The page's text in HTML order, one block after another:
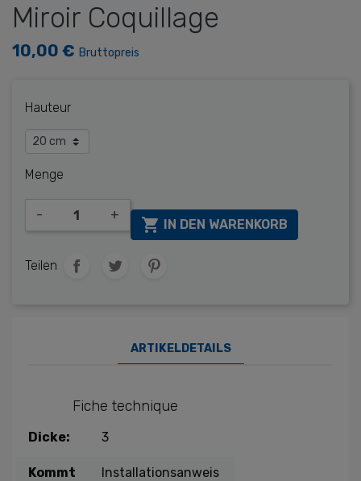
Miroir Coquillage
10,00 € Bruttopreis
Hauteur
Menge
- +
 IN DEN WARENKORB
Teilen
ARTIKELDETAILS
Fiche technique
Dicke: 3
Kommt
Installationsanweis